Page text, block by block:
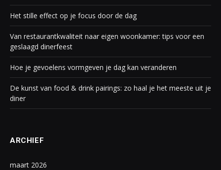
Het stille effect op je focus door de dag
Van restaurantkwaliteit naar eigen woonkamer: tips voor een
geslaagd dinerfeest
Hoe je gevoelens vormgeven je dag kan veranderen
De kunst van food & drink pairings: zo haal je het meeste uit je
diner
ARCHIEF
maart 2026